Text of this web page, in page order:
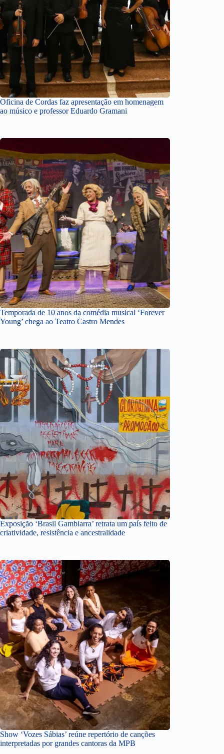
Oficina de Cordas faz apresentação em homenagem
ao músico e professor Eduardo Gramani
Temporada de 10 anos da comédia musical ‘Forever
Young’ chega ao Teatro Castro Mendes
Exposição ‘Brasil Gambiarra’ retrata um país feito de
criatividade, resistência e ancestralidade
Show ‘Vozes Sábias’ reúne repertório de canções
interpretadas por grandes cantoras da MPB